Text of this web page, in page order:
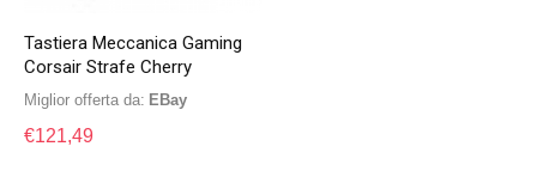
Tastiera Meccanica Gaming
Corsair Strafe Cherry
Miglior offerta da: eBay
€121,49